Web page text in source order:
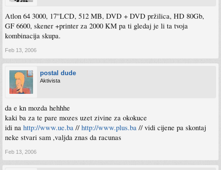
Atlon 64 3000, 17''LCD, 512 MB, DVD + DVD pržilica, HD 80Gb,
GF 6600, skener +printer za 2000 KM pa ti gledaj je li ta tvoja
kombinacija skupa.
Feb 13, 2006
postal dude
Aktivista
da e kn mozda hehhhe
kaki ba za te pare mozes uzet zivine za okokuce
idi na http://www.ue.ba // http://www.plus.ba // vidi cijene pa skontaj
neke stvari sam ,valjda znas da racunas
Feb 13, 2006